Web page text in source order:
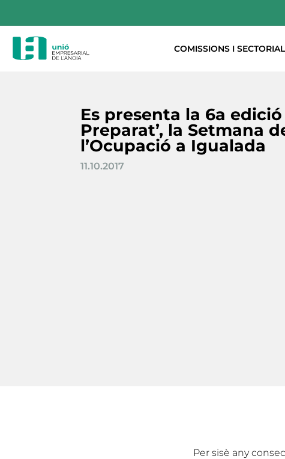
COMISSIONS I
Es presenta la 6a
Preparat’, la Setmana
l’Ocupació a Igualada
11.10.2017
Per sisè any